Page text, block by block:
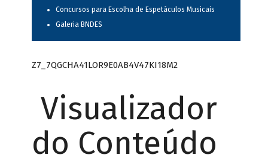
Concursos para Escolha de Espetáculos Musicais
Galeria BNDES
Z7_7QGCHA41LOR9E0AB4V47KI18M2
Visualizador
do Conteúdo